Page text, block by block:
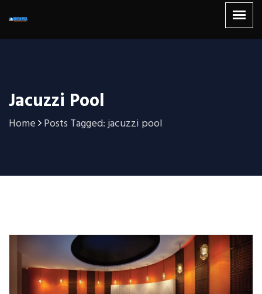
Jacuzzi Pool
Home Posts Tagged: jacuzzi pool